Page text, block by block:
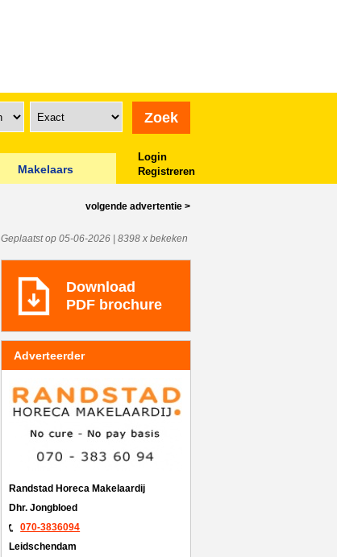
Makelaars
Login
Registreren
volgende advertentie >
Geplaatst op 05-06-2026 | 8398 x bekeken
Download
PDF brochure
Adverteerder
Randstad Horeca Makelaardij
Dhr. Jongbloed
070-3836094
Leidschendam